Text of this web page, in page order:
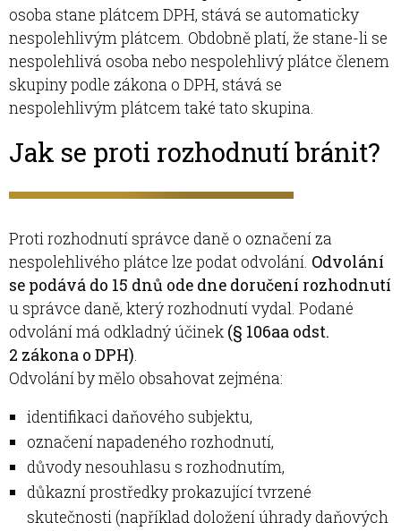
osoba stane plátcem DPH, stává se automaticky
nespolehlivým plátcem. Obdobně platí, že stane-li se
nespolehlivá osoba nebo nespolehlivý plátce členem
skupiny podle zákona o DPH, stává se
nespolehlivým plátcem také tato skupina.
Jak se proti rozhodnutí bránit?
Proti rozhodnutí správce daně o označení za
nespolehlivého plátce lze podat odvolání. Odvolání
se podává do 15 dnů ode dne doručení rozhodnutí
u správce daně, který rozhodnutí vydal. Podané
odvolání má odkladný účinek (§ 106aa odst.
2 zákona o DPH).
Odvolání by mělo obsahovat zejména:
identifikaci daňového subjektu,
označení napadeného rozhodnutí,
důvody nesouhlasu s rozhodnutím,
důkazní prostředky prokazující tvrzené
skutečnosti (například doložení úhrady daňových